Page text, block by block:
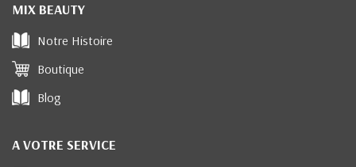
MIX BEAUTY
Notre Histoire
Boutique
Blog
A VOTRE SERVICE